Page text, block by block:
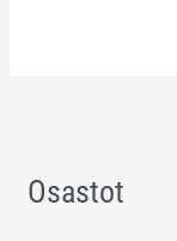
Osastot